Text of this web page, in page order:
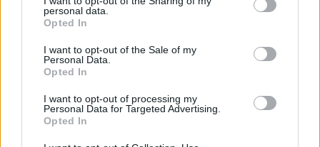
personal data.
Opted In
I want to opt-out of the Sale of my
Personal Data.
Opted In
I want to opt-out of processing my
Personal Data for Targeted Advertising.
Opted In
PARAPOLITIKA NEWSROOM
Formula 1: Ο Νόρις με τη McLaren
MCL39 ταχύτερος στο FP1 του Μπαχρέιν
Αποδέχομαι τους
και την πολιτική απορρήτου
X